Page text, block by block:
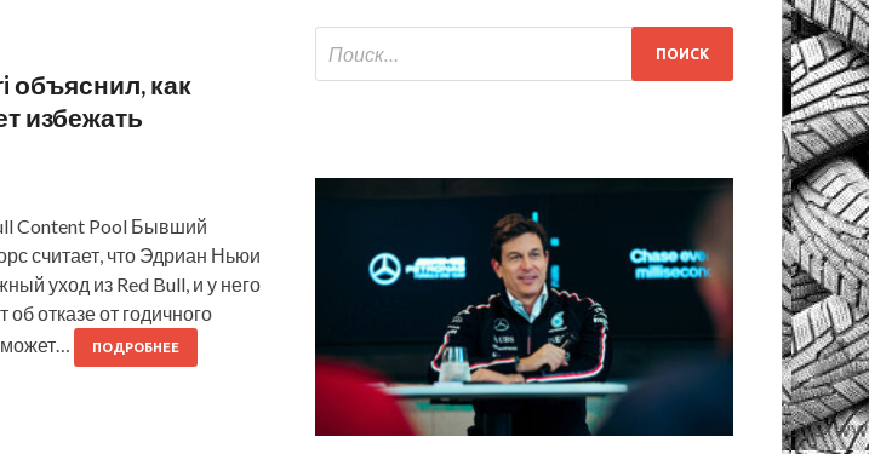
объяснил, как
избежать
Content Pool Бывший
считает, что Эдриан Ньюи
уход из Red Bull, и у него
об отказе от годичного
ПОДРОБНЕЕ